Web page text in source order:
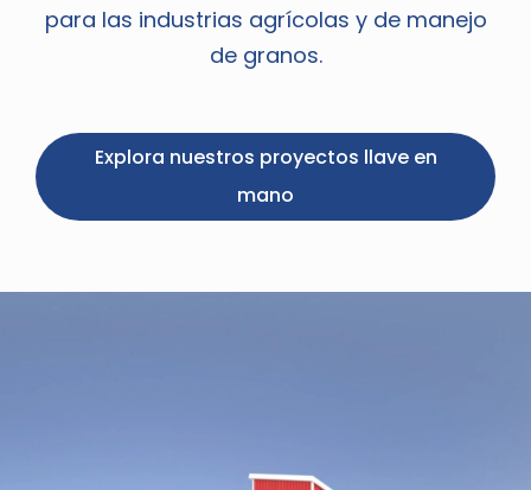
para las industrias agrícolas y de manejo
de granos.
Explora nuestros proyectos llave en
mano